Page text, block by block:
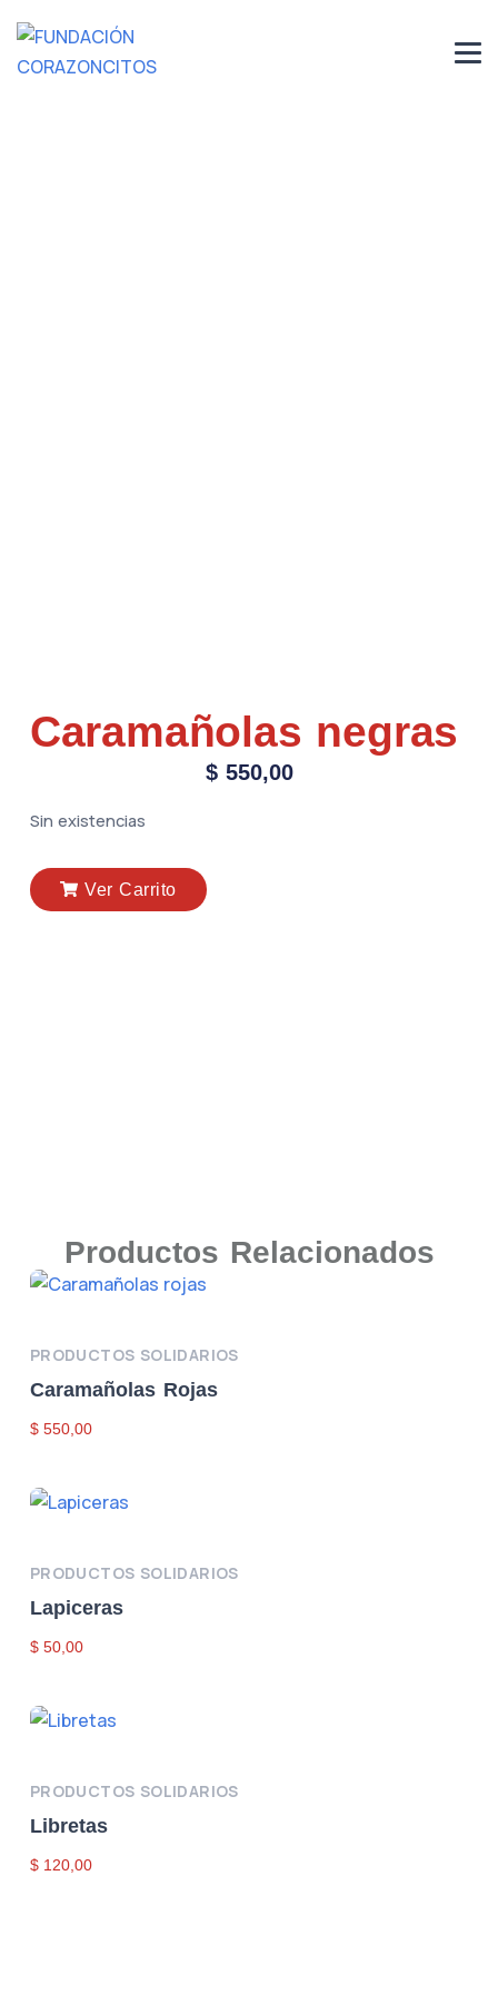
Caramañolas negras
$550,00
Sin existencias
Ver Carrito
Productos Relacionados
PRODUCTOS SOLIDARIOS
Caramañolas Rojas
$550,00
PRODUCTOS SOLIDARIOS
Lapiceras
$50,00
PRODUCTOS SOLIDARIOS
Libretas
$120,00